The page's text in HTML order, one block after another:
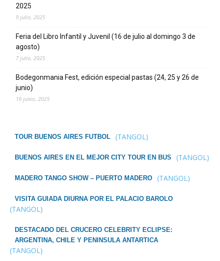
2025
9 julio, 2025
Feria del Libro Infantil y Juvenil (16 de julio al domingo 3 de
agosto)
7 julio, 2025
Bodegonmania Fest, edición especial pastas (24, 25 y 26 de
junio)
16 junio, 2025
TOUR BUENOS AIRES FUTBOL (TANGOL)
BUENOS AIRES EN EL MEJOR CITY TOUR EN BUS (TANGOL)
MADERO TANGO SHOW – PUERTO MADERO (TANGOL)
VISITA GUIADA DIURNA POR EL PALACIO BAROLO
(TANGOL)
DESTACADO DEL CRUCERO CELEBRITY ECLIPSE:
ARGENTINA, CHILE Y PENINSULA ANTARTICA
(TANGOL)